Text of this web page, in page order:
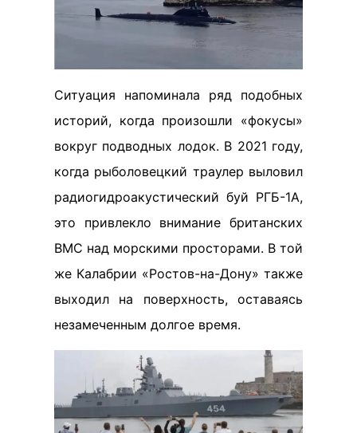
Ситуация напоминала ряд подобных
историй, когда произошли «фокусы»
вокруг подводных лодок. В 2021 году,
когда рыболовецкий траулер выловил
радиогидроакустический буй РГБ-1А,
это привлекло внимание британских
ВМС над морскими просторами. В той
же Калабрии «Ростов-на-Дону» также
выходил на поверхность, оставаясь
незамеченным долгое время.